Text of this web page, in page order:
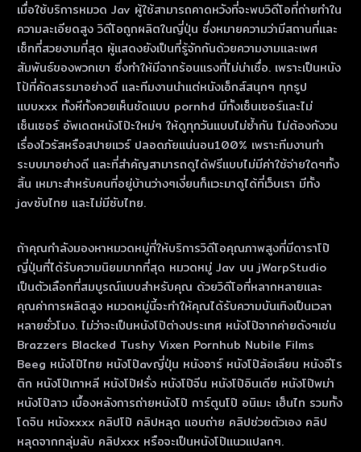
เมื่อใช้บริการหมวด Jav ผู้ใช้สามารถคาดหวังที่จะพบวิดีโอที่ถ่ายทําใน
ความละเอียดสูง วิดีโอถูกผลิตในญี่ปุ่น ซึ่งหมายความว่ามีสถานที่และ
เซ็ทที่สวยงามที่สุด ผู้แสดงยังเป็นที่รู้จักกันด้วยความงามและเพศ
สัมพันธ์ของพวกเขา ซึ่งทําให้มีฉากร้อนแรงที่ไม่น่าเชื่อ. เพราะเป็นหนัง
โป้ที่คัดสรรมาอย่างดี และทีมงานนำแต่หนังเอ็กส์สนุกๆ ทุกรูป
แบบxxx ทั้งหีทั้งควยเห็นชัดแบบ pornhd มีทั้งเซ็นเซอร์และไม่
เซ็นเซอร์ อัพเดตหนังโป๊ะใหม่ๆ ให้ดูทุกวันแบบไม่ซ้ำกัน ไม่ต้องกังวน
เรื่องไวรัสหรือสปายแวร์ ปลอดภัยแน่นอน100% เพราะทีมงานทำ
ระบบมาอย่างดี และที่สำคัญสามารถดูได้ฟรีแบบไม่มีค่าใช้จ่ายใดๆทั้ง
สิ้น เหมาะสำหรับคนที่อยู่บ้านว่างๆเงี่ยนก็แวะมาดูได้ที่เว็บเรา มีทั้ง
javซับไทย และไม่มีซับไทย.
ถ้าคุณกําลังมองหาหมวดหมู่ที่ให้บริการวิดีโอคุณภาพสูงที่มีดาราโป๊
ญี่ปุ่นที่ได้รับความนิยมมากที่สุด หมวดหมู่ Jav บน jWarpStudio
เป็นตัวเลือกที่สมบูรณ์แบบสําหรับคุณ ด้วยวิดีโอที่หลากหลายและ
คุณค่าการผลิตสูง หมวดหมู่นี้จะทําให้คุณได้รับความบันเทิงเป็นเวลา
หลายชั่วโมง. ไม่ว่าจะเป็นหนังโป๊ต่างประเทศ หนังโป๊จากค่ายดังๆเช่น
Brazzers Blacked Tushy Vixen Pornhub Nubile Films
Beeg หนังโป๊ไทย หนังโป๊avญี่ปุ่น หนังอาร์ หนังโป๊ล้อเลียน หนังอีโร
ติก หนังโป๊เกาหลี หนังโป๊ฝรั่ง หนังโป๊จีน หนังโป๊อินเดีย หนังโป๊พม่า
หนังโป๊ลาว เบื้องหลังการถ่ายหนังโป๊ การ์ตูนโป๊ อนิเมะ เฮ็นไท รวมทั้ง
โดจิน หนังxxxx คลิปโป๊ คลิปหลุด แอบถ่าย คลิปช่วยตัวเอง คลิป
หลุดจากกลุ่มลับ คลิปxxx หรือจะเป็นหนังโป๊แนวแปลกๆ.